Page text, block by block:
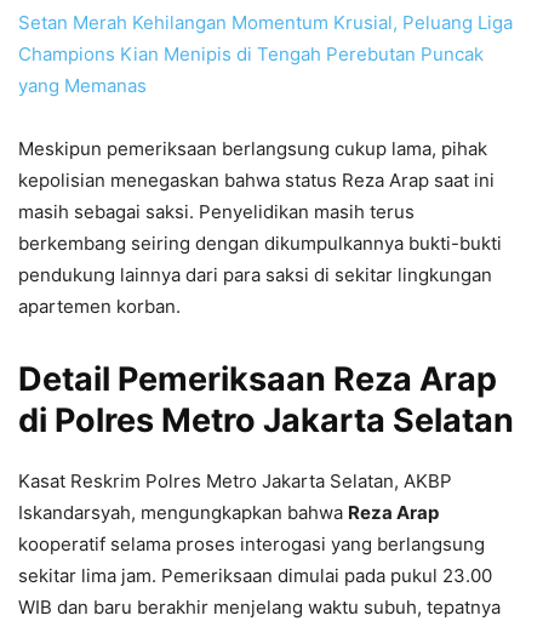
Setan Merah Kehilangan Momentum Krusial, Peluang Liga
Champions Kian Menipis di Tengah Perebutan Puncak
yang Memanas
Meskipun pemeriksaan berlangsung cukup lama, pihak
kepolisian menegaskan bahwa status Reza Arap saat ini
masih sebagai saksi. Penyelidikan masih terus
berkembang seiring dengan dikumpulkannya bukti-bukti
pendukung lainnya dari para saksi di sekitar lingkungan
apartemen korban.
Detail Pemeriksaan Reza Arap
di Polres Metro Jakarta Selatan
Kasat Reskrim Polres Metro Jakarta Selatan, AKBP
Iskandarsyah, mengungkapkan bahwa Reza Arap
kooperatif selama proses interogasi yang berlangsung
sekitar lima jam. Pemeriksaan dimulai pada pukul 23.00
WIB dan baru berakhir menjelang waktu subuh, tepatnya